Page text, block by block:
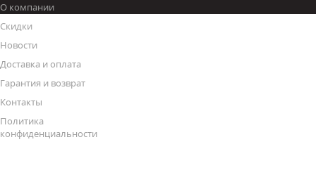
О компании
Скидки
Новости
Доставка и оплата
Гарантия и возврат
Контакты
Политика
конфиденциальности